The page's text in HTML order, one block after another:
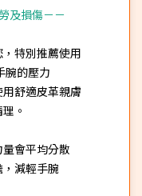
及損傷－－
特別推薦使用
腕的壓力
舒適皮革親膚
。
會平均分散
減輕手腕